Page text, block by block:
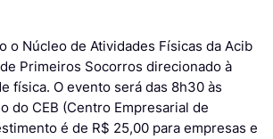
o Núcleo de Atividades Físicas da Acib
Primeiros Socorros direcionado à
física. O evento será das 8h30 às
do CEB (Centro Empresarial de
é de R$ 25,00 para empresas e